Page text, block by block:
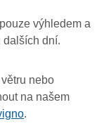
výhledem a
dalších dní.
nebo
na našem
.